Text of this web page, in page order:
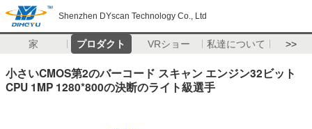
Shenzhen DYscan Technology Co., Ltd
家 プロダクト VRショー 私達について >>
小さいCMOS第2のバーコード スキャン エンジン32ビット
CPU 1MP 1280*800の決断のライト級選手